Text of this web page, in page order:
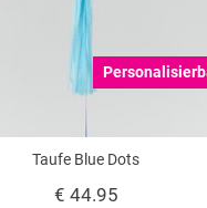
Taufe Blue Dots
€ 44.95